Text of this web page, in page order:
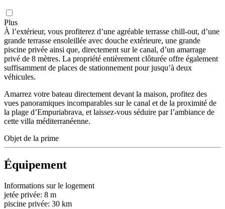
Plus
À l’extérieur, vous profiterez d’une agréable terrasse chill-out, d’une
grande terrasse ensoleillée avec douche extérieure, une grande
piscine privée ainsi que, directement sur le canal, d’un amarrage
privé de 8 mètres. La propriété entièrement clôturée offre également
suffisamment de places de stationnement pour jusqu’à deux
véhicules.
Amarrez votre bateau directement devant la maison, profitez des
vues panoramiques incomparables sur le canal et de la proximité de
la plage d’Empuriabrava, et laissez-vous séduire par l’ambiance de
cette villa méditerranéenne.
Objet de la prime
Équipement
Informations sur le logement
jetée privée: 8 m
piscine privée: 30 km